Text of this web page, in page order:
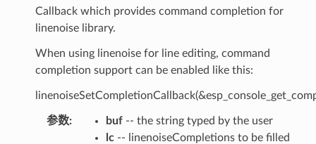
Callback which provides command completion for
linenoise library.
When using linenoise for line editing, command
completion support can be enabled like this:
参数: buf-- the string typed by the user
lc-- linenoiseCompletions to be filled